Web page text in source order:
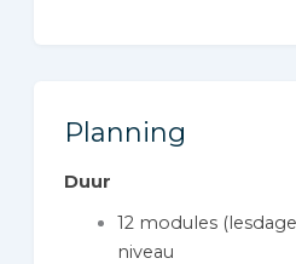
Planning
Duur
12 modules
niveau